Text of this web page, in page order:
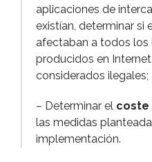
aplicaciones de
existí­an, determinar si
afectaban a todos los
producidos en
considerados ilegales;
– Determinar el coste
las medidas
implementación.